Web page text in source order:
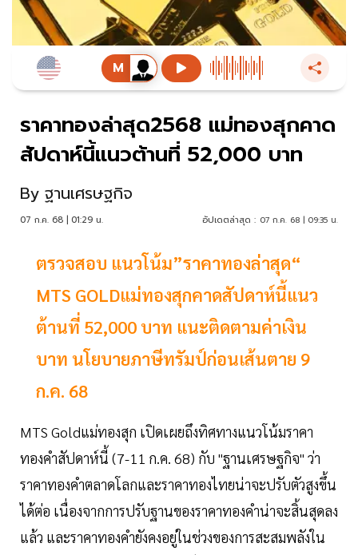
ราคาทองล่าสุด2568 แม่ทองสุกคาด
สัปดาห์นี้แนวต้านที่ 52,000 บาท
By ฐานเศรษฐกิจ
07 ก.ค. 68 | 01:29 น. อัปเดตล่าสุด : 07 ก.ค. 68 | 09:35 น.
ตรวจสอบ แนวโน้ม”ราคาทองล่าสุด“
MTS GOLDแม่ทองสุกคาดสัปดาห์นี้แนว
ต้านที่ 52,000 บาท แนะติดตามค่าเงิน
บาท นโยบายภาษีทรัมป์ก่อนเส้นตาย 9
ก.ค. 68
MTS Goldแม่ทองสุก เปิดเผยถึงทิศทางแนวโน้มราคา
ทองคำสัปดาห์นี้ (7-11 ก.ค. 68) กับ "ฐานเศรษฐกิจ" ว่า
ราคาทองคำตลาดโลกและราคาทองไทยน่าจะปรับตัวสูงขึ้น
ได้ต่อ เนื่องจากการปรับฐานของราคาทองคําน่าจะสิ้นสุดลง
แล้ว และราคาทองคํายังคงอยู่ในช่วงของการสะสมพลังใน